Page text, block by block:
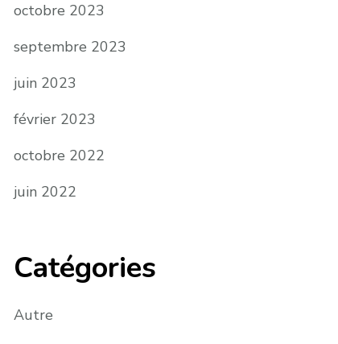
octobre 2023
septembre 2023
juin 2023
février 2023
octobre 2022
juin 2022
Catégories
Autre